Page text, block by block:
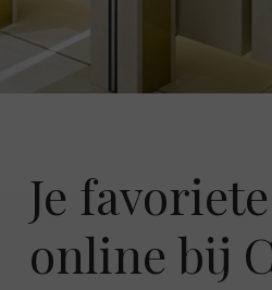
Je
online bij